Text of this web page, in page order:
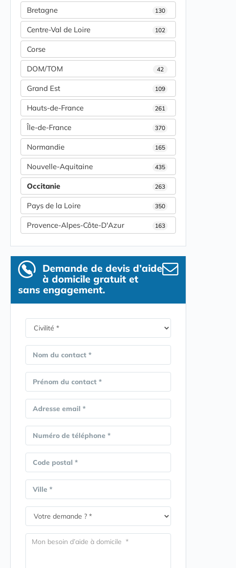
Bretagne 130
Centre-Val de Loire 102
Corse
DOM/TOM 42
Grand Est 109
Hauts-de-France 261
Île-de-France 370
Normandie 165
Nouvelle-Aquitaine 435
Occitanie 263
Pays de la Loire 350
Provence-Alpes-Côte-D'Azur 163
Demande de devis d’aide
à domicile gratuit et
sans engagement.
Nom du contact *
Prénom du contact *
Adresse email *
Numéro de téléphone *
Code postal *
Ville *